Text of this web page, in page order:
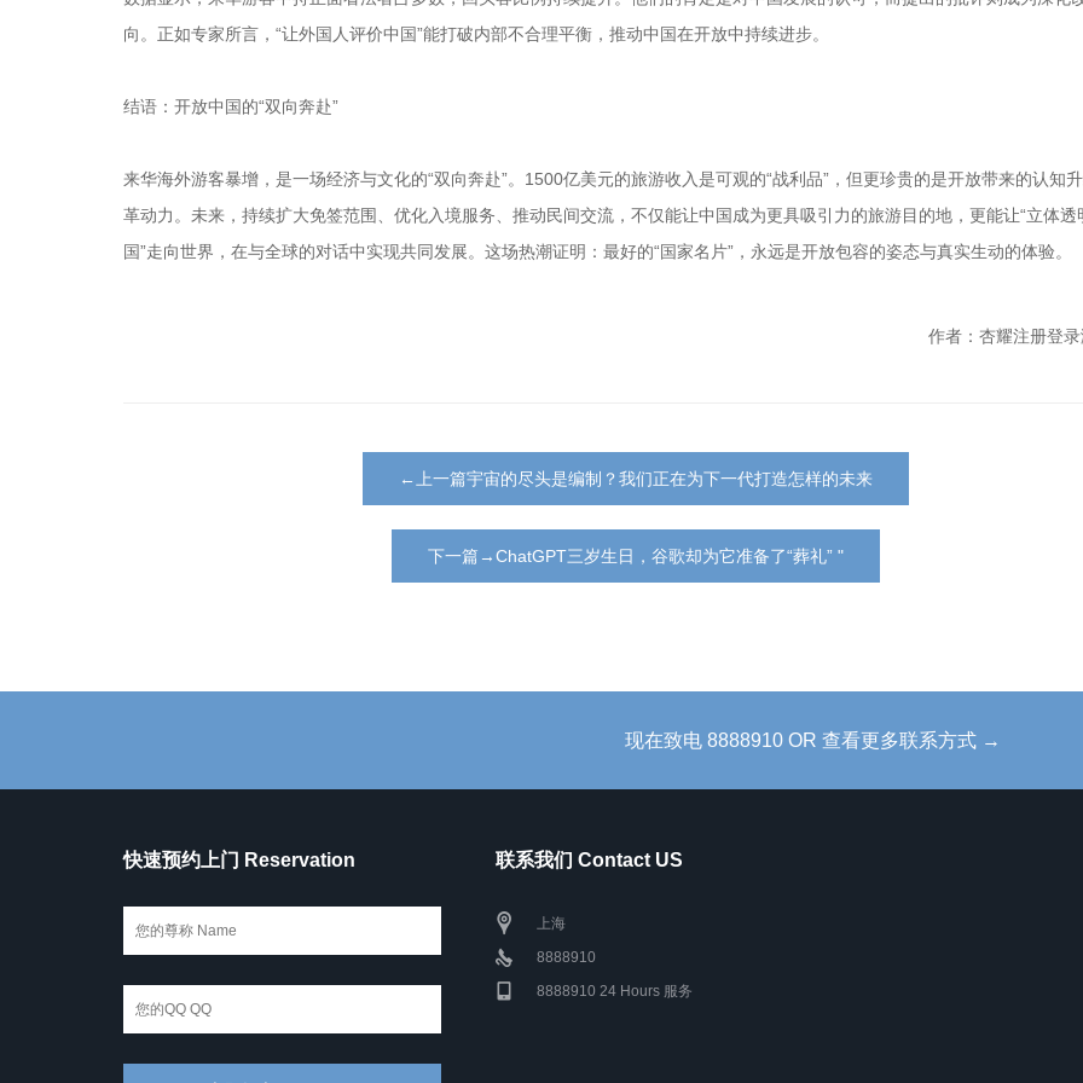
向。正如专家所言，“让外国人评价中国”能打破内部不合理平衡，推动中国在开放中持续进步。
结语：开放中国的“双向奔赴”
来华海外游客暴增，是一场经济与文化的“双向奔赴”。1500亿美元的旅游收入是可观的“战利品”，但更珍贵的是开放带来的认知
革动力。未来，持续扩大免签范围、优化入境服务、推动民间交流，不仅能让中国成为更具吸引力的旅游目的地，更能让“立体透
国”走向世界，在与全球的对话中实现共同发展。这场热潮证明：最好的“国家名片”，永远是开放包容的姿态与真实生动的体验。
作者：杏耀注册登
←上一篇宇宙的尽头是编制？我们正在为下一代打造怎样的未来
下一篇→ChatGPT三岁生日，谷歌却为它准备了“葬礼” "
现在致电 8888910 OR 查看更多联系方式 →
快速预约上门 Reservation 联系我们 Contact US
上海
8888910
8888910 24 Hours 服务